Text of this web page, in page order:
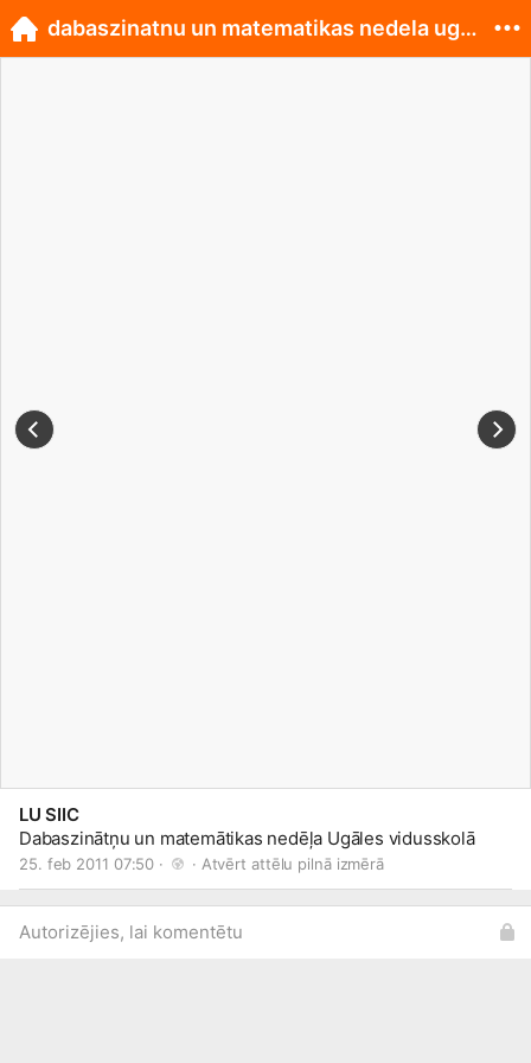
LU SIIC
Dabaszinātņu un matemātikas nedēļa Ugāles vidusskolā
25. feb 2011 07:50 · · Atvērt attēlu pilnā izmērā
Autorizējies, lai komentētu
dabaszinatnu un matematikas nedela ugale